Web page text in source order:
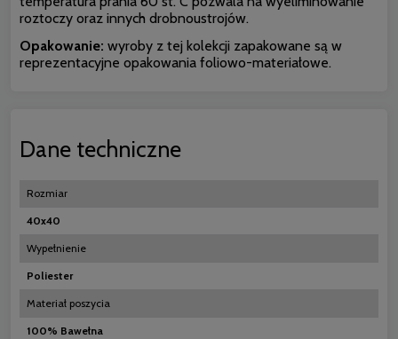
roztoczy oraz innych drobnoustrojów.
Opakowanie: wyroby z tej kolekcji zapakowane są w
reprezentacyjne opakowania foliowo-materiałowe.
Dane techniczne
Rozmiar
40x40
Wypełnienie
Poliester
Materiał poszycia
100% Bawełna